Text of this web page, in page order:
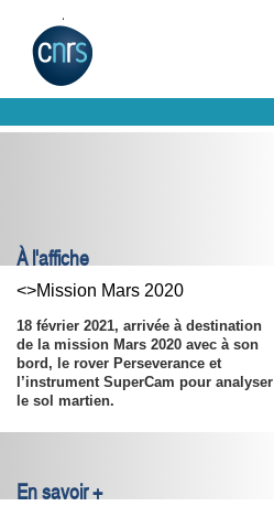
À l'affiche
<>Mission Mars 2020
18 février 2021, arrivée à destination
de la mission Mars 2020 avec à son
bord, le rover Perseverance et
l’instrument SuperCam pour analyser
le sol martien.
En savoir +